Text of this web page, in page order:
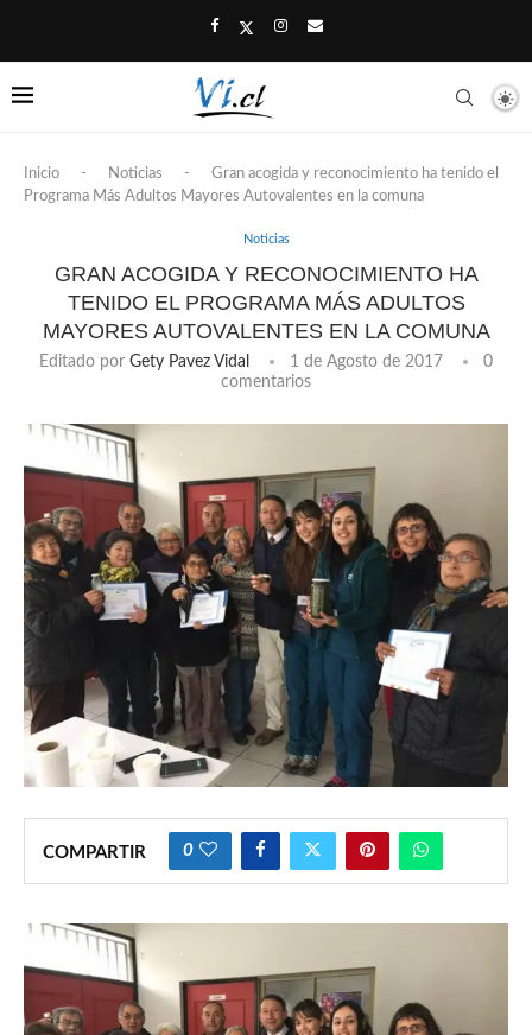
Inicio - Noticias -
Gran acogida y reconocimiento ha tenido el
Programa Más Adultos Mayores Autovalentes en la comuna
Noticias
GRAN ACOGIDA Y RECONOCIMIENTO HA
TENIDO EL PROGRAMA MÁS ADULTOS
MAYORES AUTOVALENTES EN LA COMUNA
Editado por Gety Pavez Vidal 1 de Agosto de 2017
0
comentarios
COMPARTIR 0